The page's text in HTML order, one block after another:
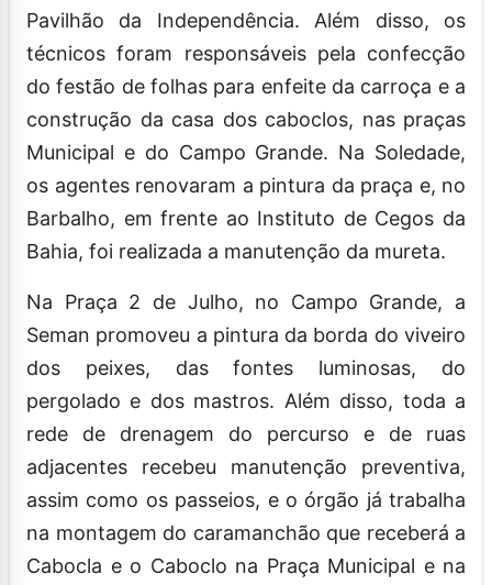
Pavilhão da Independência. Além disso, os
técnicos foram responsáveis pela confecção
do festão de folhas para enfeite da carroça e a
construção da casa dos caboclos, nas praças
Municipal e do Campo Grande. Na Soledade,
os agentes renovaram a pintura da praça e, no
Barbalho, em frente ao Instituto de Cegos da
Bahia, foi realizada a manutenção da mureta.
Na Praça 2 de Julho, no Campo Grande, a
Seman promoveu a pintura da borda do viveiro
dos peixes, das fontes luminosas, do
pergolado e dos mastros. Além disso, toda a
rede de drenagem do percurso e de ruas
adjacentes recebeu manutenção preventiva,
assim como os passeios, e o órgão já trabalha
na montagem do caramanchão que receberá a
Cabocla e o Caboclo na Praça Municipal e na